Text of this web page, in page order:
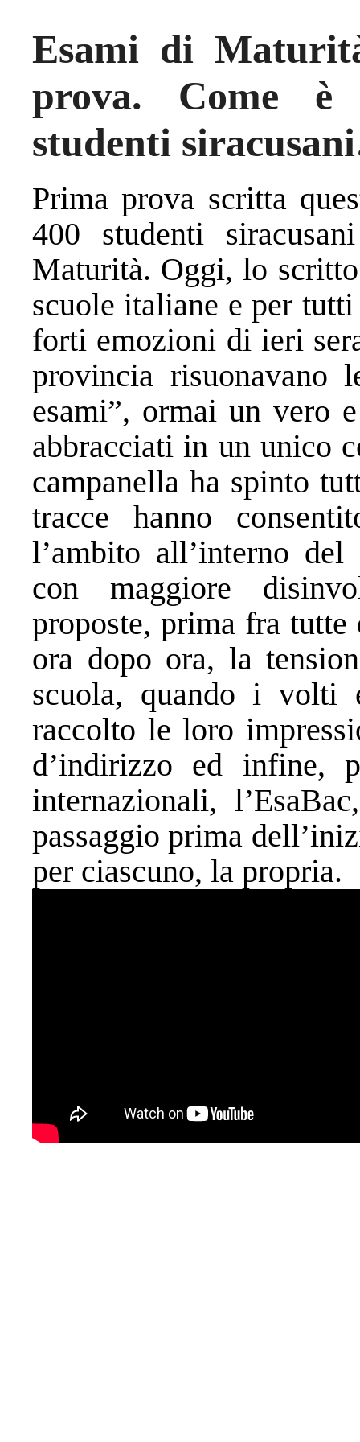
Esami di
prova. Come è
studenti
Prima prova scritta
400 studenti
Maturità. Oggi, lo
scuole italiane e per
forti emozioni di ieri
provincia risuonavano
esami”, ormai un vero
abbracciati in un unico
campanella ha spinto
tracce hanno
l’ambito all’interno
con maggiore
proposte, prima fra
ora dopo ora, la
scuola, quando i volti
raccolto le loro
d’indirizzo ed infine,
internazionali,
passaggio prima
per ciascuno, la propria.